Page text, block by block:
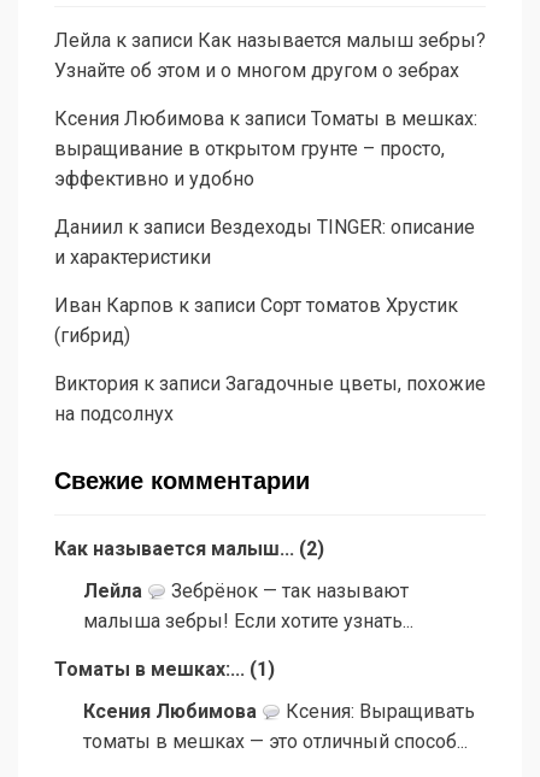
Лейла к записи Как называется малыш зебры?
Узнайте об этом и о многом другом о зебрах
Ксения Любимова к записи Томаты в мешках:
выращивание в открытом грунте – просто,
эффективно и удобно
Даниил к записи Вездеходы TINGER: описание
и характеристики
Иван Карпов к записи Сорт томатов Хрустик
(гибрид)
Виктория к записи Загадочные цветы, похожие
на подсолнух
Свежие комментарии
Как называется малыш... (2)
Лейла
Зебрёнок — так называют
малыша зебры! Если хотите узнать...
Томаты в мешках:... (1 )
Ксения Любимова
Ксения: Выращивать
томаты в мешках — это отличный способ...